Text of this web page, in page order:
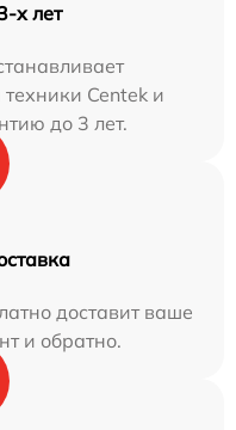
х лет
Centek и
до 3 лет.
доставит ваше
и обратно.